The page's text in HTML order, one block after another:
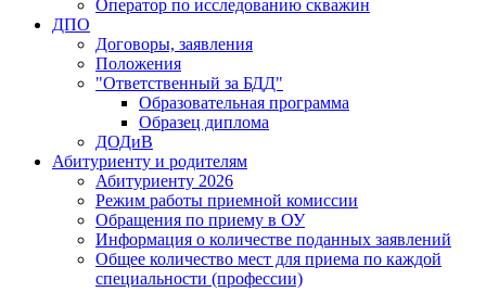
Оператор по исследованию скважин
ДПО
Договоры, заявления
Положения
"Ответственный за БДД"
Образовательная программа
Образец диплома
ДОДиВ
Абитуриенту и родителям
Абитуриенту 2026
Режим работы приемной комиссии
Обращения по приему в ОУ
Информация о количестве поданных заявлений
Общее количество мест для приема по каждой
специальности (профессии)